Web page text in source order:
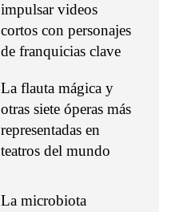
impulsar videos
cortos con personajes
de franquicias clave
La flauta mágica y
otras siete óperas más
representadas en
teatros del mundo
La microbiota